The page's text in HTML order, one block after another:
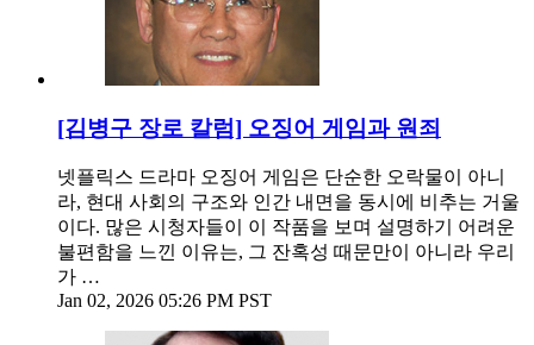
[김병구 장로 칼럼] 오징어 게임과 원죄
넷플릭스 드라마 오징어 게임은 단순한 오락물이 아니
라, 현대 사회의 구조와 인간 내면을 동시에 비추는 거울
이다. 많은 시청자들이 이 작품을 보며 설명하기 어려운
불편함을 느낀 이유는, 그 잔혹성 때문만이 아니라 우리
가 …
Jan 02, 2026 05:26 PM PST